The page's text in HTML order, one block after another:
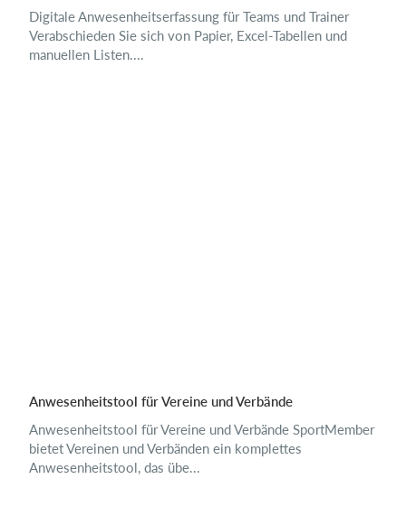
Digitale Anwesenheitserfassung für Teams und Trainer
Verabschieden Sie sich von Papier, Excel-Tabellen und
manuellen Listen....
Anwesenheitstool für Vereine und Verbände
Anwesenheitstool für Vereine und Verbände SportMember
bietet Vereinen und Verbänden ein komplettes
Anwesenheitstool, das übe...